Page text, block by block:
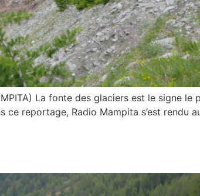
La fonte des glaciers est le signe
ce reportage, Radio Mampita s’est rendu